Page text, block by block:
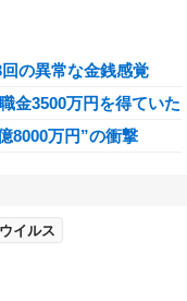
の異常な金銭感覚
金3500万円を得ていた
8000万円”の衝撃
イルス